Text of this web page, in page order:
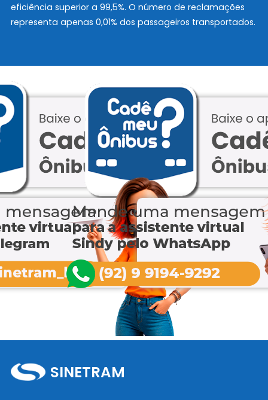
eficiência superior a 99,5%. O número de reclamações
representa apenas 0,01% dos passageiros transportados.
SINETRAM